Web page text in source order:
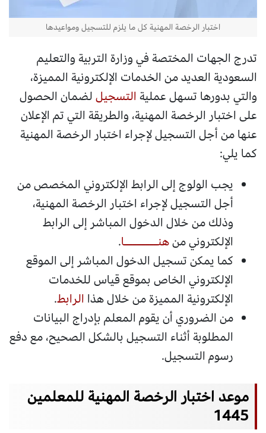
اختبار الرخصة المهنية كل ما يلزم للتسجيل ومواعيدها
تدرج الجهات المختصة في وزارة التربية والتعليم
السعودية العديد من الخدمات الإلكترونية المميزة،
والتي بدورها تسهل عمليةالتسجيللضمان الحصول
على اختبار الرخصة المهنية، والطريقة التي تم الإعلان
عنها من أجل التسجيل لإجراء اختبار الرخصة المهنية
كما يلي:
يجب الولوج إلى الرابط الإلكتروني المخصص من
أجل التسجيل لإجراء اختبار الرخصة المهنية،
وذلك من خلال الدخول المباشر إلى الرابط
الإلكتروني منهنــــــــا.
كما يمكن تسجيل الدخول المباشر إلى الموقع
الإلكتروني الخاص بموقع قياس للخدمات
الإلكترونية المميزة من خلال هذا الرابط.
من الضروري أن يقوم المعلم بإدراج البيانات
المطلوبة أثناء التسجيل بالشكل الصحيح، مع دفع
رسوم التسجيل.
موعد اختبار الرخصة المهنية للمعلمين
1445